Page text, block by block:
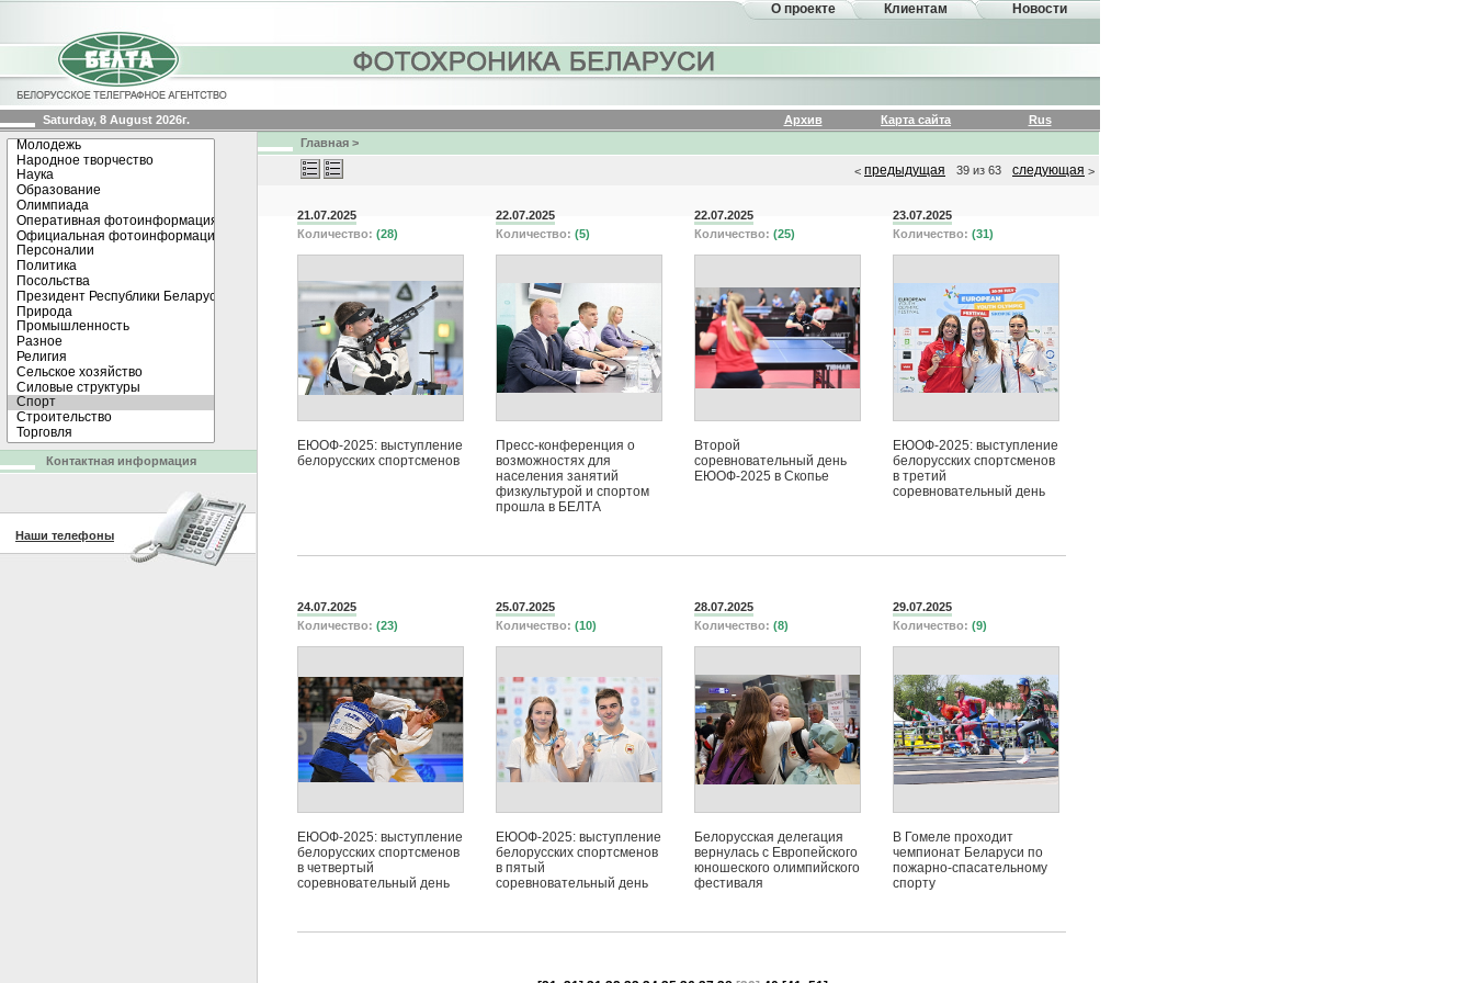
О проекте Клиентам Новости
Saturday, 8 August 2026г. Архив Карта сайта
Rus
Главная >
< предыдущая 39 из 63 следующая >
21.07.2025
Количество: (28)
ЕЮОФ-2025: выступление
белорусских спортсменов
22.07.2025
Количество: (5)
Пресс-конференция о
возможностях для
населения занятий
физкультурой и спортом
прошла в БЕЛТА
22.07.2025
Количество: (25)
Второй
соревновательный день
ЕЮОФ-2025 в Скопье
23.07.2025
Количество: (31)
ЕЮОФ-2025: выступление
белорусских спортсменов
в третий
соревновательный день
24.07.2025
Количество: (23)
ЕЮОФ-2025: выступление
белорусских спортсменов
в четвертый
соревновательный день
25.07.2025
Количество: (10)
ЕЮОФ-2025: выступление
белорусских спортсменов
в пятый
соревновательный день
28.07.2025
Количество: (8)
Белорусская делегация
вернулась с Европейского
юношеского олимпийского
фестиваля
29.07.2025
Количество: (9)
В Гомеле проходит
чемпионат Беларуси по
пожарно-спасательному
спорту
Контактная информация
Наши телефоны